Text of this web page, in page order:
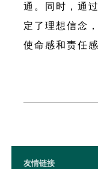
通。同时，通
定了理想信念
使命感和责任感
友情链接